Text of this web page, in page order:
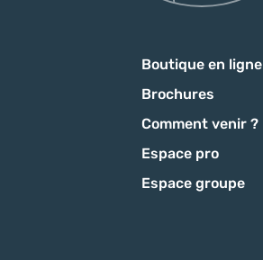
Boutique en ligne
Brochures
Comment venir ?
Espace pro
Espace groupe